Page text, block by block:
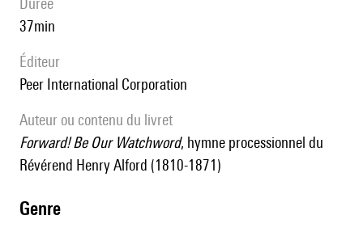
37min
éditeur
Peer International Corporation
Auteur ou contenu du livret
Forward! Be Our Watchword, hymne processionnel du
Révérend Henry Alford (1810-1871)
genre